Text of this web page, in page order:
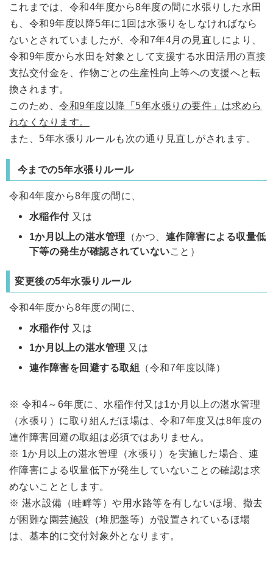
これまでは、令和4年度から8年度の間に水張りした水田
も、令和9年度以降5年に1回は水張りをしなければなら
ないとされていましたが、令和7年4月の見直しにより、
令和9年度から水田を対象として支援する水田活用の直接
支払交付金を、作物ごとの生産性向上等への支援へと転
換されます。
このため、令和9年度以降「5年水張りの要件」は求めら
れなくなります。
また、5年水張りルールも次の通り見直しがされます。
今までの5年水張りルール
令和4年度から8年度の間に、
水稲作付 又は
1か月以上の湛水管理
（かつ、 連作障害による収量低
下等の発生が確認されていない こと）
変更後の5年水張りルール
令和4年度から8年度の間に、
水稲作付 又は
1か月以上の湛水管理 又は
連作障害を回避する取組 （令和7年度以降）
※ 令和4～6年度に、水稲作付又は1か月以上の湛水管理
（水張り）に取り組んだほ場は、令和7年度又は8年度の
連作障害回避の取組は必須ではありません。
※ 1か月以上の湛水管理（水張り）を実施した場合、連
作障害による収量低下が発生していないことの確認は求
めないこととします。
※ 湛水設備（畦畔等）や用水路等を有しないほ場、撤去
が困難な園芸施設（堆肥盤等）が設置されているほ場
は、基本的に交付対象外となります。